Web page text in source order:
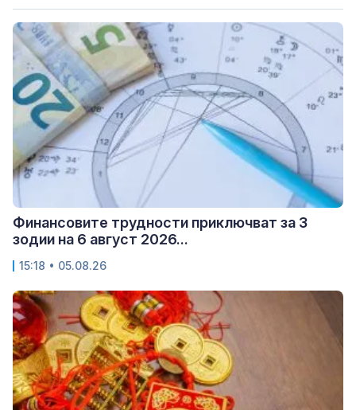
Финансовите трудности приключват за 3
зодии на 6 август 2026...
15:18 • 05.08.26